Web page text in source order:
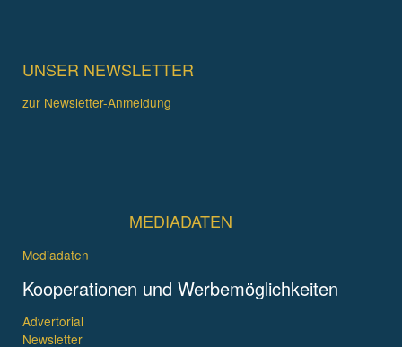
UNSER NEWSLETTER
zur Newsletter-Anmeldung
MEDIADATEN
Mediadaten
Kooperationen und Werbemöglichkeiten
Advertorial
Newsletter